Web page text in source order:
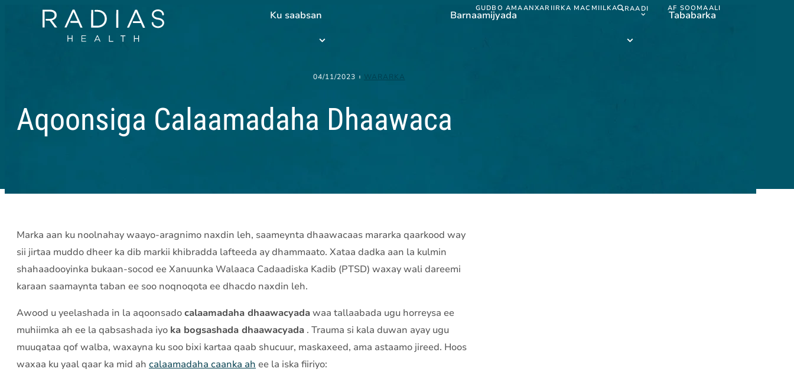
GUDBO AMAANXARIIRKA MACMIILKA RAADI AF SOOMAALI
Af
Ku saabsan
Barnaamijyada
Barnaamijyada
Tababarka
Tababarka
04/11/2023 WARARKA
Aqoonsiga Calaamadaha Dhaawaca
Marka aan ku noolnahay waayo-aragnimo naxdin leh, saameynta dhaawacaas mararka qaarkood way
sii jirtaa muddo dheer ka dib markii khibradda lafteeda ay dhammaato. Xataa dadka aan la kulmin
shahaadooyinka bukaan-socod ee Xanuunka Walaaca Cadaadiska Kadib (PTSD) waxay wali dareemi
karaan saamaynta taban ee soo noqnoqota ee dhacdo naxdin leh.
Awood u yeelashada in la aqoonsadocalaamadaha dhaawacyadawaa tallaabada ugu horreysa ee
muhiimka ah ee la qabsashada iyo ka bogsashada dhaawacyada . Trauma si kala duwan ayay ugu
muuqataa qof walba, waxayna ku soo bixi kartaa qaab shucuur, maskaxeed, ama astaamo jireed. Hoos
waxaa ku yaal qaar ka mid ah calaamadaha caanka ah ee la iska fiiriyo: